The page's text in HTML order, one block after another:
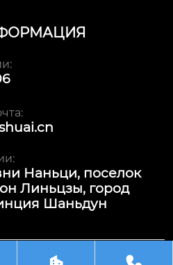
Наньци, поселок
Линьцзы, город
Шаньдун
Цишуай